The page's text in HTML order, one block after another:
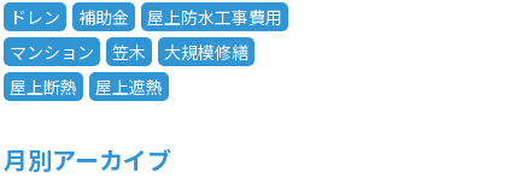
ドレン
補助金
屋上防水工事費用
マンション
笠木
大規模修繕
屋上断熱
屋上遮熱
月別アーカイブ